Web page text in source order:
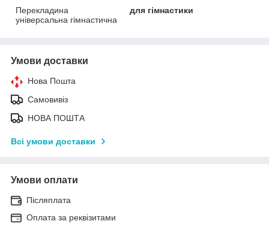
Перекладина
універсальна гімнастична
для гімнастики
Умови доставки
Нова Пошта
Самовивіз
НОВА ПОШТА
Всі умови доставки
Умови оплати
Післяплата
Оплата за реквізитами